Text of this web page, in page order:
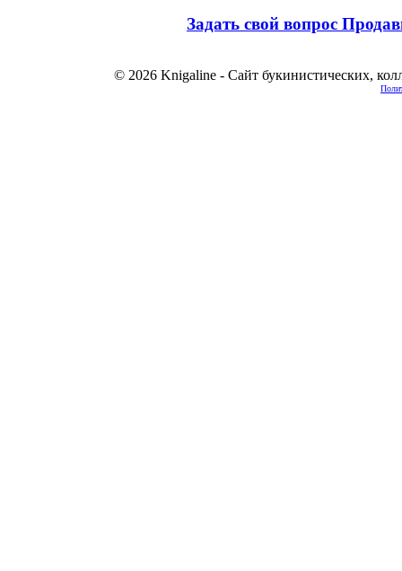
Задать свой вопрос
© 2026 Knigaline - Сайт букинистических,